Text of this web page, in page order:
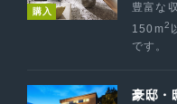
購入
豊富な
150m2
です。
豪邸・